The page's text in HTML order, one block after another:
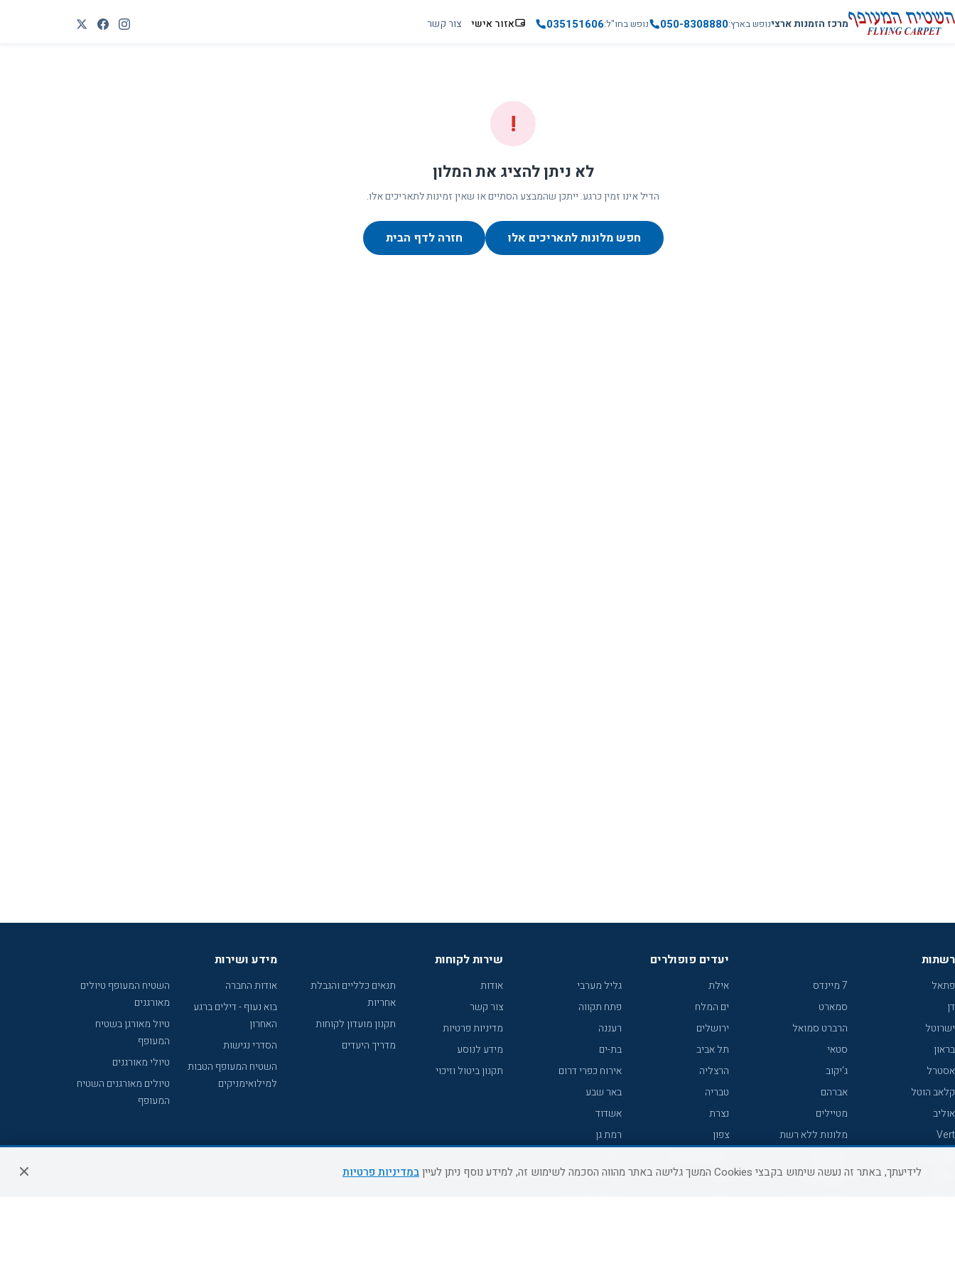
מרכז הזמנות ארצינופש בארץ050-8308880 נופש בחו"ל035151606 אזור אישי צור קשר
!
לא ניתן להציג את המלון
הדיל אינו זמין כרגע. ייתכן שהמבצע הסתיים או שאין זמינות לתאריכים אלו.
חפש מלונות לתאריכים אלו חזרה לדף הבית
רשתות
פתאל
דן
ישרוטל
בראון
אסטרל
קלאב הוטל
אוליב
Vert
7 מיינדס
סמארט
הרברט סמואל
סטאי
ג'יקוב
אברהם
מטיילים
מלונות ללא רשת
קראון פלאזה
יעדים פופולרים
אילת
ים המלח
ירושלים
תל אביב
הרצליה
טבריה
נצרת
צפון
נתניה
גליל מערבי
פתח תקווה
רעננה
בת-ים
אירוח כפרי דרום
באר שבע
אשדוד
רמת גן
עכו
שירות לקוחות
אודות
צור קשר
מדיניות פרטיות
מידע לנוסע
תקנון ביטול וזיכוי
תנאים כלליים והגבלת
אחריות
תקנון מועדון לקוחות
מדריך היעדים
מידע ושירות
אודות החברה
בוא נעוף - דילים ברגע
האחרון
הסדרי נגישות
השטיח המעופף הטבות
למילואימניקים
השטיח המעופף טיולים
מאורגנים
טיול מאורגן בשטיח
המעופף
טיולי מאורגנים
טיולים מאורגנים השטיח
המעופף
לידיעתך, באתר זה נעשה שימוש בקבצי Cookies המשך גלישה באתר מהווה הסכמה לשימוש זה, למידע נוסף ניתן לעיין במדיניות פרטיות